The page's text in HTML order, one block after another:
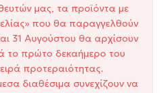
μας, τα προϊόντα με
που θα παραγγελθούν
31 Αυγούστου θα αρχίσουν
το πρώτο δεκαήμερο του
προτεραιότητας.
διαθέσιμα συνεχίζουν να